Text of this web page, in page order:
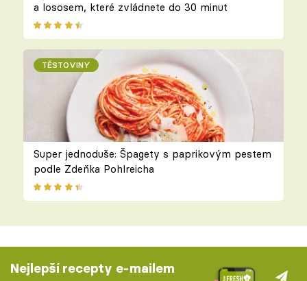
a lososem, které zvládnete do 30 minut
TĚSTOVINY
Super jednoduše: Špagety s paprikovým pestem
podle Zdeňka Pohlreicha
Nejlepší recepty e-mailem